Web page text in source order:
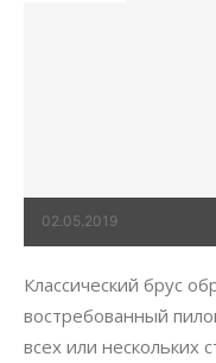
02.05.2019
Классический брус
востребованный
всех или нескольких